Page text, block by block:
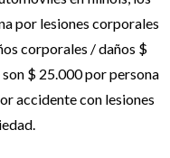
por lesiones corporales
corporales / daños $
$ 25.000 por persona
accidente con lesiones